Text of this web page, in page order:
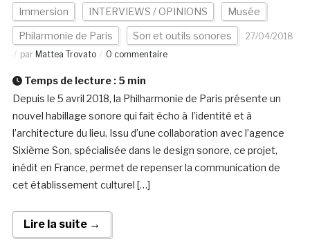
Immersion INTERVIEWS / OPINIONS Musée
Philarmonie de Paris Son et outils sonores
27/04/2018
par Mattea Trovato 0 commentaire
Temps de lecture : 5 min
Depuis le 5 avril 2018, la Philharmonie de Paris présente un
nouvel habillage sonore qui fait écho à l’identité et à
l’architecture du lieu. Issu d’une collaboration avec l’agence
Sixième Son, spécialisée dans le design sonore, ce projet,
inédit en France, permet de repenser la communication de
cet établissement culturel […]
Lire la suite →